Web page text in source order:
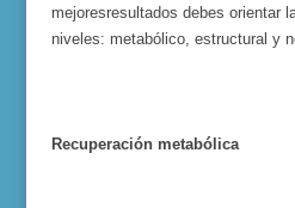
mejoresresultados debes orientar
niveles: metabólico, estructural y
Recuperación metabólica